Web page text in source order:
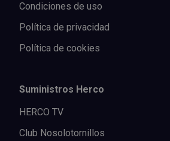
Condiciones de uso
Política de privacidad
Política de cookies
Suministros Herco
HERCO TV
Club Nosolotornillos